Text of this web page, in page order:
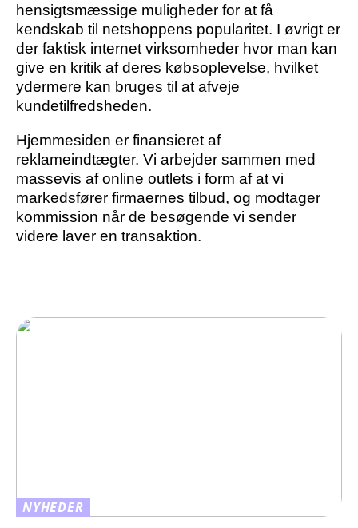
hensigtsmæssige muligheder for at få
kendskab til netshoppens popularitet. I øvrigt er
der faktisk internet virksomheder hvor man kan
give en kritik af deres købsoplevelse, hvilket
ydermere kan bruges til at afveje
kundetilfredsheden.
Hjemmesiden er finansieret af
reklameindtægter. Vi arbejder sammen med
massevis af online outlets i form af at vi
markedsfører firmaernes tilbud, og modtager
kommission når de besøgende vi sender
videre laver en transaktion.
NYHEDER